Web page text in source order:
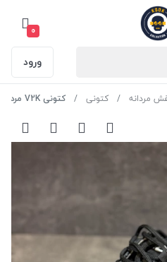
0
ورود
مردانه کتونی کتونی V2K مردانه رنگ مشکی سایز 41